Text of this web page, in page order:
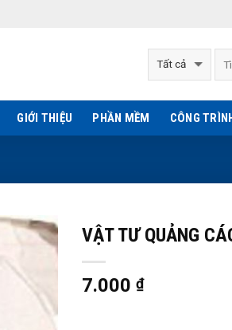
GIỚI THIỆU PHẦN MỀM CÔNG
VẬT TƯ QUẢNG
7.000 ₫